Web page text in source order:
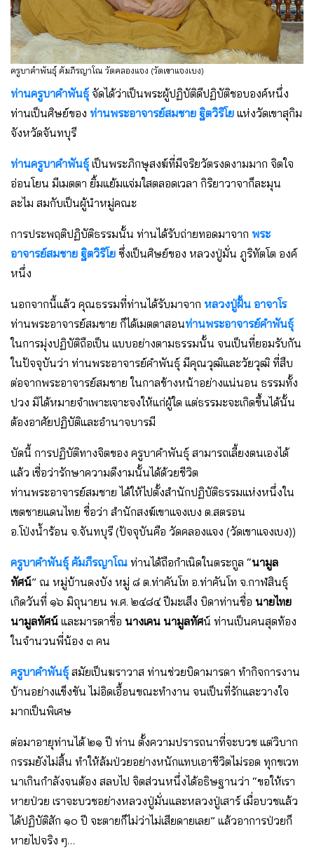
ครูบาคำพันธุ์ คัมภีรญาโณ วัดคลองแจง (วัดเขาแจงเบง)
ท่านครูบาคำพันธุ์ จัดได้ว่าเป็นพระผู้ปฏิบัติดีปฏิบัติชอบองค์หนึ่ง
ท่านเป็นศิษย์ของ ท่านพระอาจารย์สมชาย ฐิตวิริโย แห่งวัดเขาสุกิม
จังหวัดจันทบุรี
ท่านครูบาคำพันธุ์ เป็นพระภิกษุสงฆ์ที่มีจริยวัตรงดงามมาก จิตใจ
อ่อนโยน มีเมตตา ยิ้มแย้มแจ่มใสตลอดเวลา กิริยาวาจาก็ละมุน
ละไม สมกับเป็นผู้นําหมู่คณะ
การประพฤติปฏิบัติธรรมนั้น ท่านได้รับถ่ายทอดมาจาก พระ
อาจารย์สมชาย ฐิตวิริโย ซึ่งเป็นศิษย์ของ หลวงปู่มั่น ภูริทัตโต องค์
หนึ่ง
นอกจากนี้แล้ว คุณธรรมที่ท่านได้รับมาจาก หลวงปู่ฝั้น อาจาโร
ท่านพระอาจารย์สมชาย ก็ได้เมตตาสอนท่านพระอาจารย์คำพันธุ์
ในการมุ่งปฏิบัติถือเป็น แบบอย่างตามธรรมนั้น จนเป็นที่ยอมรับกัน
ในปัจจุบันว่า ท่านพระอาจารย์คำพันธุ์ มีคุณวุฒิและวัยวุฒิ ที่สืบ
ต่อจากพระอาจารย์สมชาย ในกาลข้างหน้าอย่างแน่นอน ธรรมทั้ง
ปวง มิได้หมายจําเพาะเจาะจงให้แก่ผู้ใด แต่ธรรมะจะเกิดขึ้นได้นั้น
ต้องอาศัยปฏิบัติและอํานาจบารมี
บัดนี้ การปฏิบัติทางจิตของ ครูบาคำพันธุ์ สามารถเลี้ยงตนเองได้
แล้ว เชื่อว่ารักษาความดีงามนั้นได้ด้วยชีวิต
ท่านพระอาจารย์สมชาย ได้ให้ไปตั้งสํานักปฏิบัติธรรมแห่งหนึ่งใน
เขตชายแดนไทย ชื่อว่า สํานักสงฆ์เขาแจงเบง ต.สตรอน
อ.โป่งน้ำร้อน จ.จันทบุรี (ปัจจุบันคือ วัดคลองแจง (วัดเขาแจงเบง))
ครูบาคำพันธุ์ คัมภีรญาโณ ท่านได้ถือกําเนิดในตระกูล “นามูล
ทัศน์” ณ หมู่บ้านดงบัง หมู่ ๘ ต.ท่าคันโท อ.ท่าคันโท จ.กาฬสินธุ์
เกิดวันที่ ๑๖ มิถุนายน พ.ศ. ๒๔๘๔ ปีมะเส็ง บิดาท่านชื่อ นายไทย
นามูลทัศน์ และมารดาชื่อ นางเคน นามูลทัศน์ ท่านเป็นคนสุดท้อง
ในจํานวนพี่น้อง ๓ คน
ครูบาคำพันธุ์ สมัยเป็นฆราวาส ท่านช่วยบิดามารดา ทํากิจการงาน
บ้านอย่างแข็งขัน ไม่อิดเอื้อนขณะทํางาน จนเป็นที่รักและวางใจ
มากเป็นพิเศษ
ต่อมาอายุท่านได้ ๒๑ ปี ท่าน ตั้งความปรารถนาที่จะบวช แต่วิบาก
กรรมยังไม่สิ้น ทําให้ล้มป่วยอย่างหนักแทบเอาชีวิตไม่รอด ทุกขเวท
นาเกินกําลังจนต้อง สลบไป จิตส่วนหนึ่งได้อธิษฐานว่า “ขอให้เรา
หายป่วย เราจะบวชอย่างหลวงปู่มั่นและหลวงปู่เสาร์ เมื่อบวชแล้ว
ได้ปฏิบัติสัก ๑๐ ปี จะตายก็ไม่ว่าไม่เสียดายเลย” แล้วอาการป่วยก็
หายไปจริง ๆ…